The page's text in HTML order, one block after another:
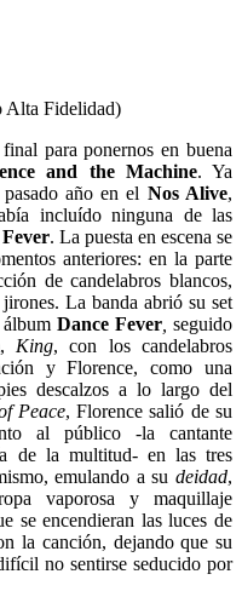
Alta Fidelidad)
para ponernos en buena
and the Machine. Ya
año en el Nos Alive,
incluído ninguna de las
. La puesta en escena se
anteriores: en la parte
de candelabros blancos,
La banda abrió su set
Dance Fever seguido
King, con los candelabros
y Florence, como una
descalzos a lo largo del
Peace, Florence salió de su
al público -la cantante
de la multitud- en las tres
emulando a su deidad,
vaporosa y maquillaje
se encendieran las luces de
la canción, dejando que su
no sentirse seducido por